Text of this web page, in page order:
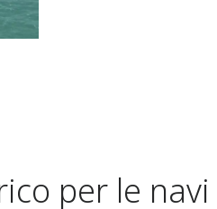
per le navi